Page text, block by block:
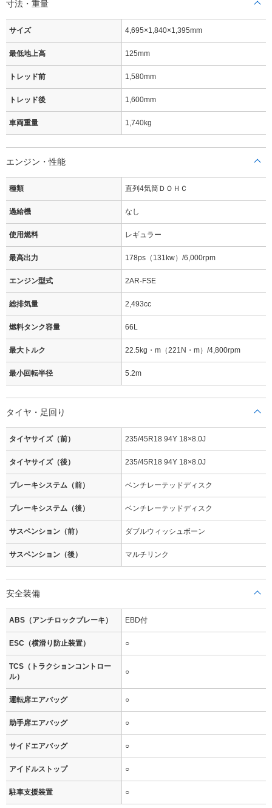
寸法・重量
サイズ 4,695×1,840×1,395mm
最低地上高 125mm
トレッド前 1,580mm
トレッド後 1,600mm
車両重量 1,740kg
エンジン・性能
種類 直列4気筒ＤＯＨＣ
過給機 なし
使用燃料 レギュラー
最高出力 178ps（131kw）/6,000rpm
エンジン型式 2AR-FSE
総排気量 2,493cc
燃料タンク容量 66L
最大トルク 22.5kg・m（221N・m）/4,800rpm
最小回転半径 5.2m
タイヤ・足回り
タイヤサイズ（前） 235/45R18 94Y 18×8.0J
タイヤサイズ（後） 235/45R18 94Y 18×8.0J
ブレーキシステム（前） ベンチレーテッドディスク
ブレーキシステム（後） ベンチレーテッドディスク
サスペンション（前） ダブルウィッシュボーン
サスペンション（後） マルチリンク
安全装備
ABS（アンチロックブレーキ） EBD付
ESC（横滑り防止装置） ○
TCS（トラクションコントロー
ル）
○
運転席エアバッグ ○
助手席エアバッグ ○
サイドエアバッグ ○
アイドルストップ ○
駐車支援装置 ○